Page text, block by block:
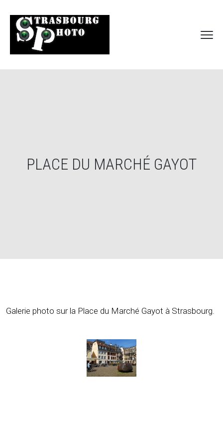
PLACE DU MARCHÉ GAYOT
Galerie photo sur la Place du Marché Gayot à Strasbourg.